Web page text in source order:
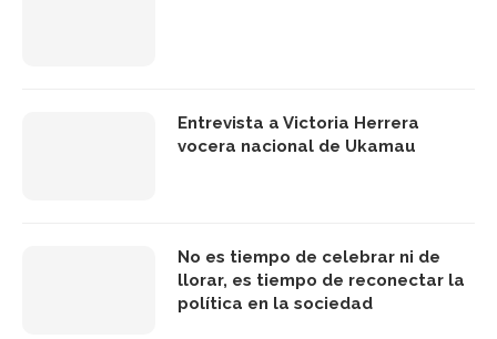
Entrevista a Victoria Herrera
vocera nacional de Ukamau
No es tiempo de celebrar ni de
llorar, es tiempo de reconectar la
política en la sociedad